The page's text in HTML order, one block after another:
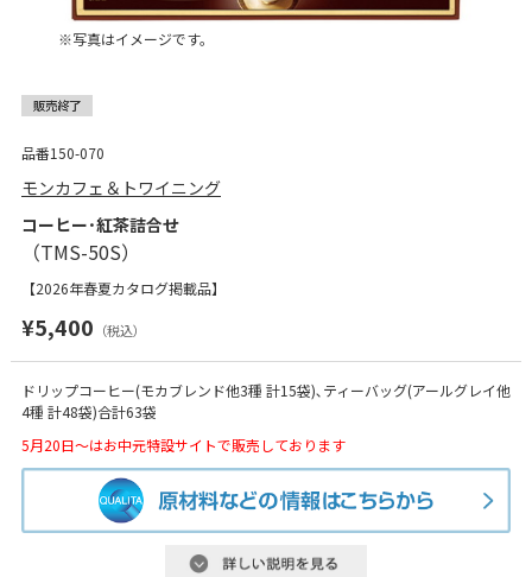
※写真はイメージです。
品番150-070
モンカフェ＆トワイニング
コーヒー･紅茶詰合せ
【2026年春夏カタログ掲載品】
¥5,400 （税込）
ドリップコーヒー(モカブレンド他3種 計15袋)､ティーバッグ(アールグレイ他
4種 計48袋)合計63袋
5月20日～はお中元特設サイトで販売しております